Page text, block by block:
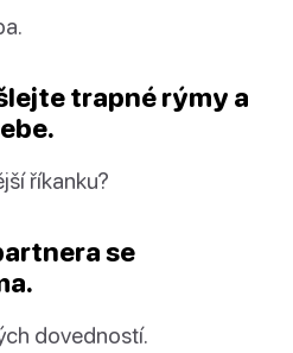
trapné rýmy a
říkanku?
se
dovedností.